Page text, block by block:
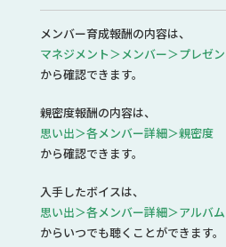
メンバー育成報酬の内容は、
マネジメント＞メンバー＞プレゼ
から確認できます。
親密度報酬の内容は、
思い出＞各メンバー詳細＞親密度
から確認できます。
入手したボイスは、
思い出＞各メンバー詳細＞アルバム
からいつでも聴くことができます。